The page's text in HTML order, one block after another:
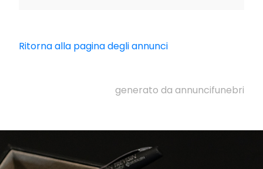
Ritorna alla pagina degli annunci
generato da annuncifunebri